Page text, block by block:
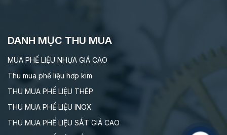
DANH MỤC THU MUA
MUA PHẾ LIỆU NHỰA GIÁ CAO
Thu mua phế liệu hơp kim
THU MUA PHẾ LIỆU THÉP
THU MUA PHẾ LIỆU INOX
THU MUA PHẾ LIỆU SẮT GIÁ CAO